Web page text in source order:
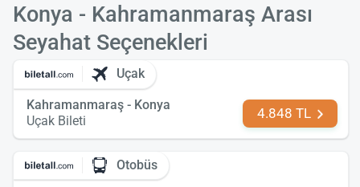
Konya - Kahramanmaraş Arası
Seyahat Seçenekleri
Uçak
Kahramanmaraş - Konya
Uçak Bileti
4.848 TL
Otobüs